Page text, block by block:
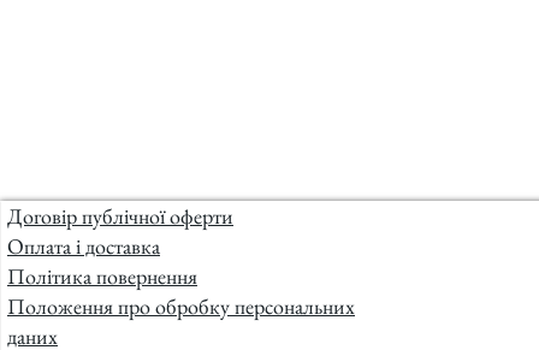
Договір публічної оферти
Оплата і доставка
Політика повернення
Положення про обробку персональних
даних